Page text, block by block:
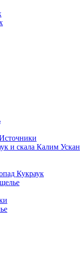
и скала Калим Ускан
Кукраук